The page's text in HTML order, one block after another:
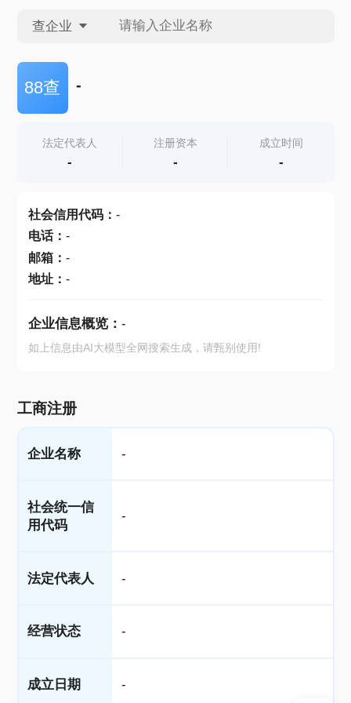
查企业
查企业
查产地
88查 -
法定代表人
-
注册资本
-
成立时间
-
社会信用代码： -
电话： -
邮箱： -
地址： -
企业信息概览： -
如上信息由AI大模型全网搜索生成，请甄别使用!
工商注册
企业名称 -
社会统一信
用代码
-
法定代表人 -
经营状态 -
成立日期 -